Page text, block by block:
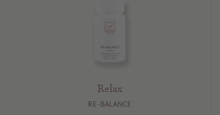
Relax
RE-BALANCE